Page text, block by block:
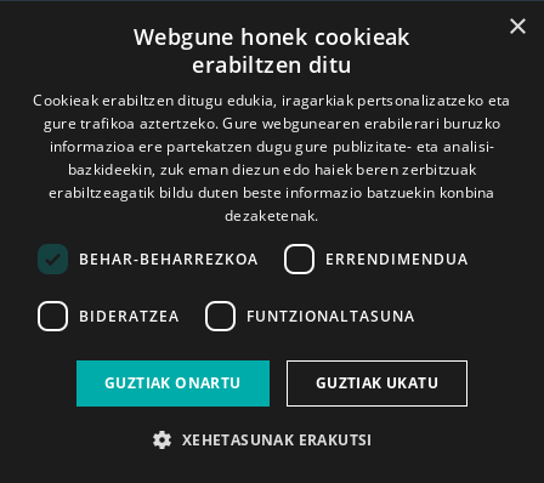
×
Webgune honek cookieak
erabiltzen ditu
Cookieak erabiltzen ditugu edukia, iragarkiak pertsonalizatzeko eta
gure trafikoa aztertzeko. Gure webgunearen erabilerari buruzko
informazioa ere partekatzen dugu gure publizitate- eta analisi-
bazkideekin, zuk eman diezun edo haiek beren zerbitzuak
erabiltzeagatik bildu duten beste informazio batzuekin konbina
dezaketenak.
BEHAR-BEHARREZKOA ERRENDIMENDUA
BIDERATZEA FUNTZIONALTASUNA
GUZTIAK ONARTU GUZTIAK UKATU
XEHETASUNAK ERAKUTSI